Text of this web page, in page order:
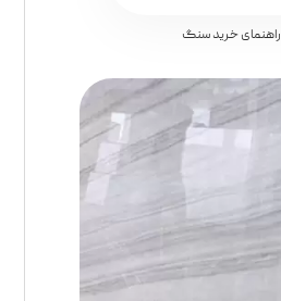
راهنمای خرید سنگ